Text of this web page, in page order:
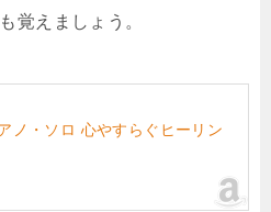
覚えましょう。
ノ・ソロ 心やすらぐヒーリン